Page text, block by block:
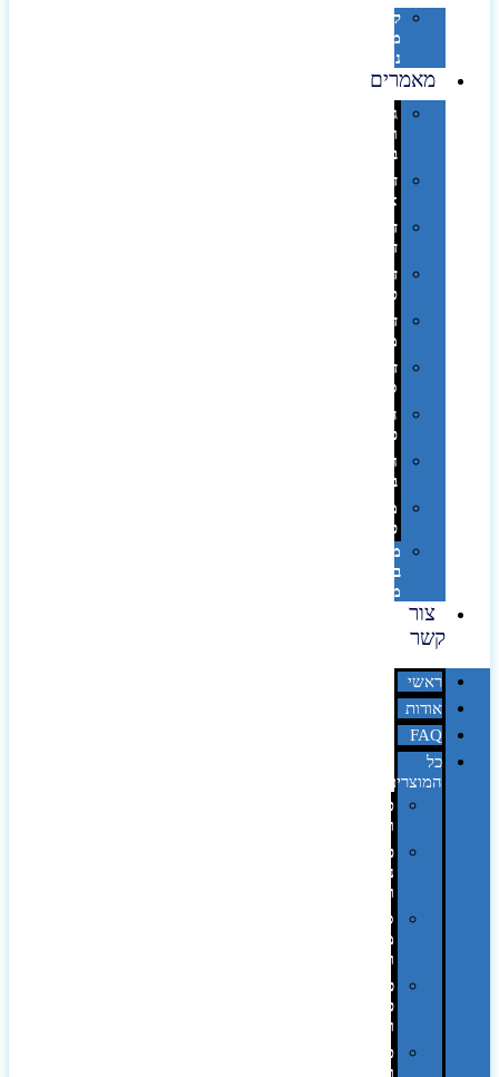
קטלוג
מוצרי
נייר
מאמרים
גימורים
והשבחות
בדפוס
דפוס
אופסט
דפוס
דיגיטלי
דפוס
טמפון
דפוס
משי
דפוס
סובלימציה
הדפס
פרוצס
חריטה
בלייזר
מהו
פנטון?
מיתוג
באמצעות
מדבקות
צור
קשר
ראשי
אודות
FAQ
כל
המוצרים
טכנולוגיה
וגאדג'טים
פנאי,
נופש
ונסיעות
סביבת
משרד
ופרימיום
כלים,
פנסים
ורכב
טקסטיל
וחורף